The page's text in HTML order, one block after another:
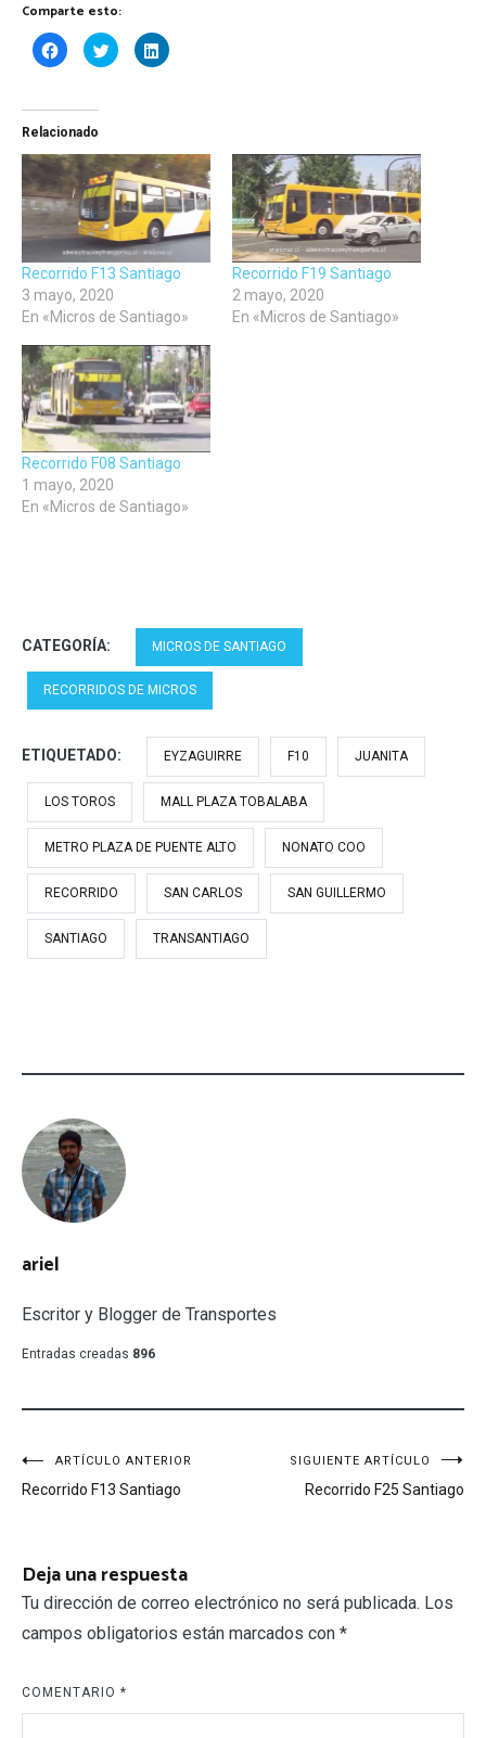
Comparte esto:
Haz
clic
Facebook
(Se
abre
en
una
ventana
nueva)
Haz
clic
en
una
ventana
nueva)
Haz
clic
en
una
ventana
nueva)
Relacionado
Recorrido F13 Santiago
3 mayo, 2020
En «Micros de Santiago»
Recorrido F19 Santiago
2 mayo, 2020
En «Micros de Santiago»
Recorrido F08 Santiago
1 mayo, 2020
En «Micros de Santiago»
CATEGORÍA: MICROS DE SANTIAGO
RECORRIDOS DE MICROS
ETIQUETADO: EYZAGUIRRE F10 JUANITA
LOS TOROS MALL PLAZA TOBALABA
METRO PLAZA DE PUENTE ALTO NONATO COO
RECORRIDO SAN CARLOS SAN GUILLERMO
SANTIAGO TRANSANTIAGO
ariel
Escritor y Blogger de Transportes
Entradas creadas 896
Navegación
de
ARTÍCULO ANTERIOR
Recorrido F13 Santiago
SIGUIENTE ARTÍCULO
Recorrido F25 Santiago
Deja una respuesta
Tu dirección de correo electrónico no será publicada. Los
campos obligatorios están marcados con *
COMENTARIO *